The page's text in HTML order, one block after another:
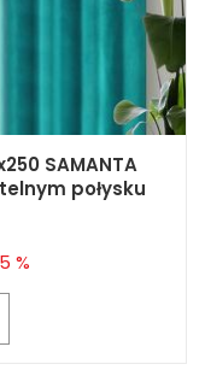
SAMANTA
połysku
%